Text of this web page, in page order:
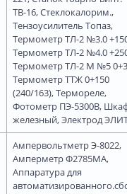
ТВ-16, Стеклокалорим.,
Тензоусилитель Топаз,
Термометр ТЛ-2 №3.0
Термометр ТЛ-2 №4.0
Термометр ТЛ-2 М №5
Термометр ТТЖ 0+150
(240/163), Термореле,
Фотометр ПЭ-5300В,
железный, Электрод
Ампервольтметр Э-8022,
Амперметр Ф2785МА,
Аппаратура для